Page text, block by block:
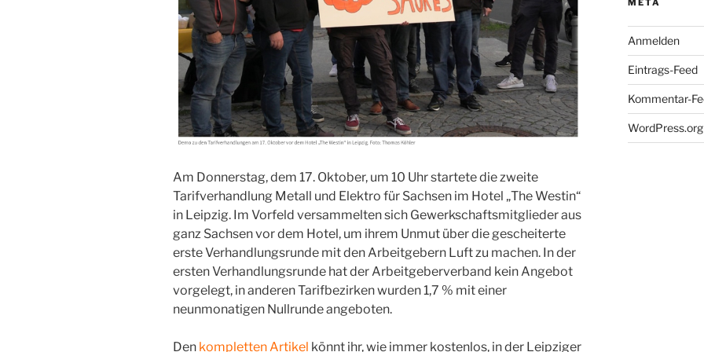
Am Donnerstag, dem 17. Oktober, um 10 Uhr startete die zweite
Tarifverhandlung Metall und Elektro für Sachsen im Hotel „The Westin“
in Leipzig. Im Vorfeld versammelten sich Gewerkschaftsmitglieder aus
ganz Sachsen vor dem Hotel, um ihrem Unmut über die gescheiterte
erste Verhandlungsrunde mit den Arbeitgebern Luft zu machen. In der
ersten Verhandlungsrunde hat der Arbeitgeberverband kein Angebot
vorgelegt, in anderen Tarifbezirken wurden 1,7 % mit einer
neunmonatigen Nullrunde angeboten.
Den kompletten Artikel könnt ihr, wie immer kostenlos, in der Leipziger
META
Anmelden
Eintrags-Feed
Kommentar-
WordPress.org